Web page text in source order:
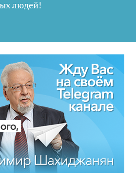
людей!